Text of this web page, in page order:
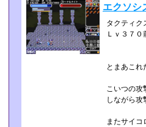
エクソシ
タクティク
Ｌｖ３７０
とまあこれ
こいつの攻
しながら攻
またサイコ